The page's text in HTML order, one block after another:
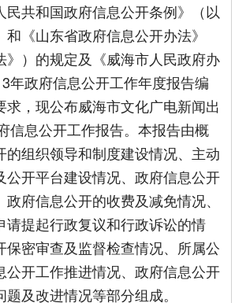
共和国政府信息公开条例》（以
《山东省政府信息公开办法》
》）的规定及《威海市人民政府办
年政府信息公开工作年度报告编
求，现公布威海市文化广电新闻出
信息公开工作报告。本报告由概
的组织领导和制度建设情况、主动
公开平台建设情况、政府信息公开
府信息公开的收费及减免情况、
请提起行政复议和行政诉讼的情
保密审查及监督检查情况、所属公
公开工作推进情况、政府信息公开
及改进情况等部分组成。